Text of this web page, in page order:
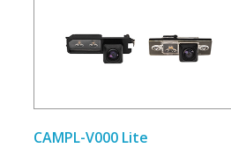
CAMPL-V000 Lite